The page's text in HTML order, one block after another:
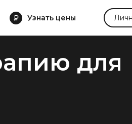
Узнать цены
для